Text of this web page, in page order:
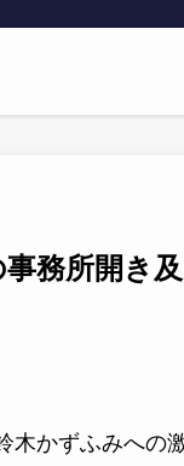
務所開き
かずふみへの